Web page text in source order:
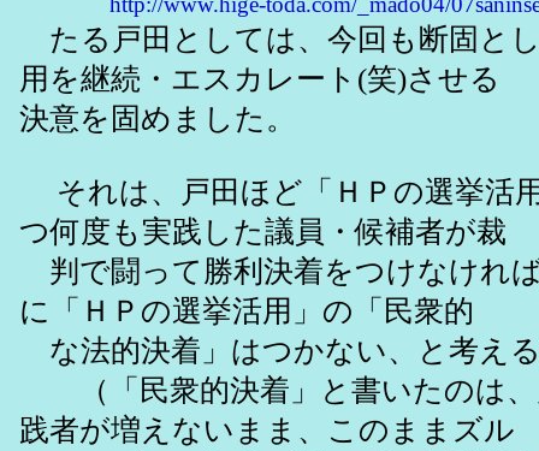
たる戸田としては、今回も断固と
用を継続・エスカレート(笑)させる
決意を固めました。
それは、戸田ほど「ＨＰの選挙活
つ何度も実践した議員・候補者が裁
判で闘って勝利決着をつけなけれ
に「ＨＰの選挙活用」の「民衆的
な法的決着」はつかない、と考え
（「民衆的決着」と書いたのは、
践者が増えないまま、このままズル